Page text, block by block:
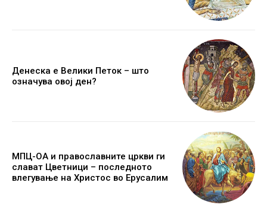
Денеска е Велики Петок – што
означува овој ден?
МПЦ-ОА и православните цркви ги
слават Цветници – последното
влегување на Христос во Ерусалим